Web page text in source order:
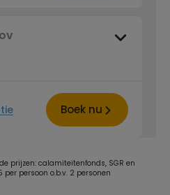
Boek nu
prijzen: calamiteitenfonds, SGR en
persoon o.b.v. 2 personen